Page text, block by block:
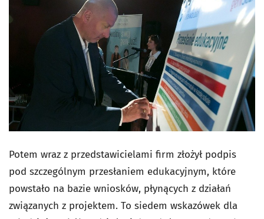
Potem wraz z przedstawicielami firm złożył podpis
pod szczególnym przesłaniem edukacyjnym, które
powstało na bazie wniosków, płynących z działań
związanych z projektem. To siedem wskazówek dla